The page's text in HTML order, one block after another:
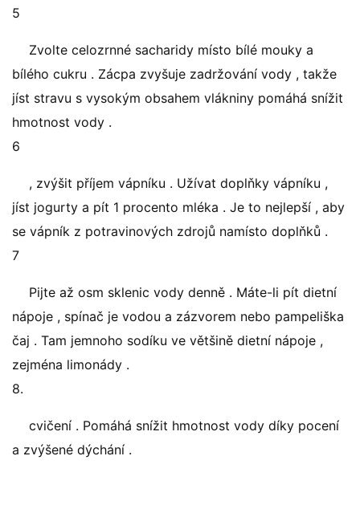
5
Zvolte celozrnné sacharidy místo bílé mouky a
bílého cukru . Zácpa zvyšuje zadržování vody , takže
jíst stravu s vysokým obsahem vlákniny pomáhá snížit
hmotnost vody .
6
, zvýšit příjem vápníku . Užívat doplňky vápníku ,
jíst jogurty a pít 1 procento mléka . Je to nejlepší , aby
se vápník z potravinových zdrojů namísto doplňků .
7
Pijte až osm sklenic vody denně . Máte-li pít dietní
nápoje , spínač je vodou a zázvorem nebo pampeliška
čaj . Tam jemnoho sodíku ve většině dietní nápoje ,
zejména limonády .
8.
cvičení . Pomáhá snížit hmotnost vody díky pocení
a zvýšené dýchání .